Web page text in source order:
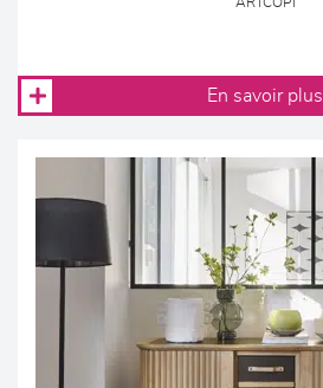
ARTCOPI
En savoir plus